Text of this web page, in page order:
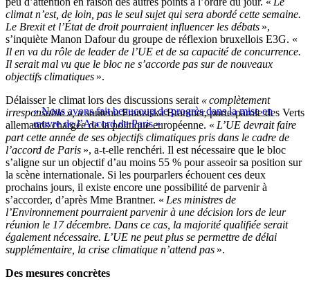
climat n’est, de loin, pas le seul sujet qui sera abordé cette semaine.
Le Brexit et l’État de droit pourraient influencer les débats »,
s’inquiète Manon Dafour du groupe de réflexion bruxellois E3G. «
Il en va du rôle de leader de l’UE et de sa capacité de concurrence.
Il serait mal vu que le bloc ne s’accorde pas sur de nouveaux
objectifs climatiques ».
« Nous avons fait beaucoup de progrès dans la mise en
œuvre de l’Accord de Paris »
Délaisser le climat lors des discussions serait « complètement
irresponsable »,a soutenu Franziska Brantner, porte-parole des Verts
allemands chargée de la politique européenne. « L’UE devrait faire
part cette année de ses objectifs climatiques pris dans le cadre de
l’accord de Paris », a-t-elle renchéri. Il est nécessaire que le bloc
s’aligne sur un objectif d’au moins 55 % pour asseoir sa position sur
la scène internationale. Si les pourparlers échouent ces deux
prochains jours, il existe encore une possibilité de parvenir à
s’accorder, d’après Mme Brantner. « Les ministres de
l’Environnement pourraient parvenir à une décision lors de leur
réunion le 17 décembre. Dans ce cas, la majorité qualifiée serait
également nécessaire. L’UE ne peut plus se permettre de délai
supplémentaire, la crise climatique n’attend pas ».
Des mesures concrètes